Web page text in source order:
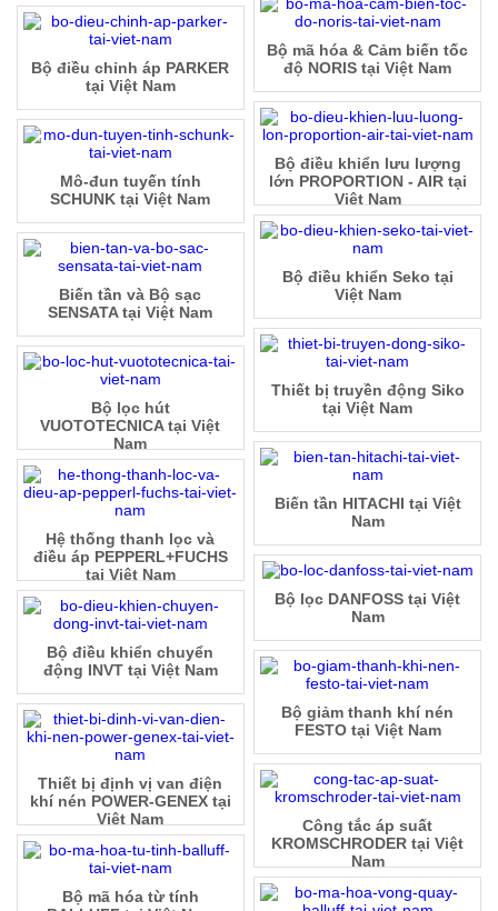
Bộ mã hóa & Cảm biến tốc
độ NORIS tại Việt Nam
Bộ điều chỉnh áp PARKER
tại Việt Nam
Bộ điều khiển lưu lượng
lớn PROPORTION - AIR tại
Việt Nam
Mô-đun tuyến tính
SCHUNK tại Việt Nam
Bộ điều khiển Seko tại
Việt Nam
Biến tần và Bộ sạc
SENSATA tại Việt Nam
Thiết bị truyền động Siko
tại Việt Nam
Bộ lọc hút
VUOTOTECNICA tại Việt
Nam
Biến tần HITACHI tại Việt
Nam
Hệ thống thanh lọc và
điều áp PEPPERL+FUCHS
tại Việt Nam
Bộ lọc DANFOSS tại Việt
Nam
Bộ điều khiển chuyển
động INVT tại Việt Nam
Bộ giảm thanh khí nén
FESTO tại Việt Nam
Thiết bị định vị van điện
khí nén POWER-GENEX tại
Việt Nam
Công tắc áp suất
KROMSCHRODER tại Việt
Nam
Bộ mã hóa từ tính